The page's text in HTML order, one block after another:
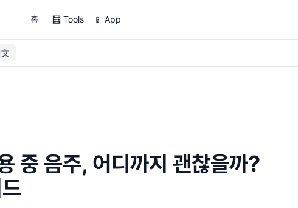
홈 🧮 Tools 📱 App
중 음주, 어디까지 괜찮을까?